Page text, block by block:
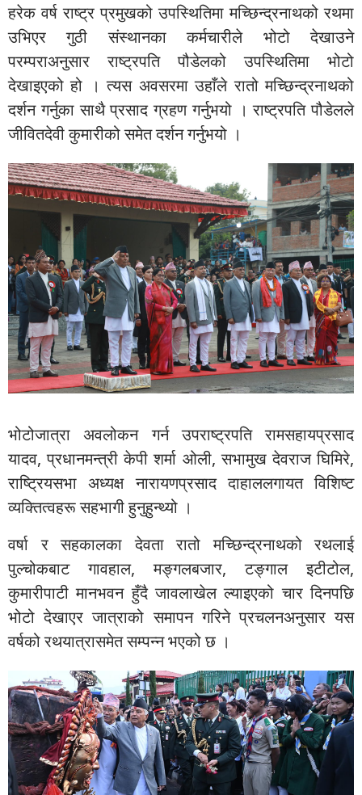
हरेक वर्ष राष्ट्र प्रमुखको उपस्थितिमा मच्छिन्द्रनाथको रथमा
उभिएर गुठी संस्थानका कर्मचारीले भोटो देखाउने
परम्पराअनुसार राष्ट्रपति पौडेलको उपस्थितिमा भोटो
देखाइएको हो । त्यस अवसरमा उहाँले रातो मच्छिन्द्रनाथको
दर्शन गर्नुका साथै प्रसाद ग्रहण गर्नुभयो । राष्ट्रपति पौडेलले
जीवितदेवी कुमारीको समेत दर्शन गर्नुभयो ।
भोटोजात्रा अवलोकन गर्न उपराष्ट्रपति रामसहायप्रसाद
यादव, प्रधानमन्त्री केपी शर्मा ओली, सभामुख देवराज घिमिरे,
राष्ट्रियसभा अध्यक्ष नारायणप्रसाद दाहाललगायत विशिष्ट
व्यक्तित्वहरू सहभागी हुनुहुन्थ्यो ।
वर्षा र सहकालका देवता रातो मच्छिन्द्रनाथको रथलाई
पुल्चोकबाट गावहाल, मङ्गलबजार, टङ्गाल इटीटोल,
कुमारीपाटी मानभवन हुँदै जावलाखेल ल्याइएको चार दिनपछि
भोटो देखाएर जात्राको समापन गरिने प्रचलनअनुसार यस
वर्षको रथयात्रासमेत सम्पन्न भएको छ ।